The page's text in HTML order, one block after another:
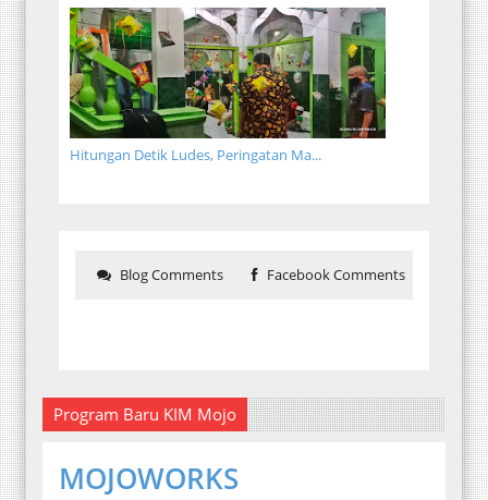
Hitungan Detik Ludes, Peringatan Ma...
Blog Comments Facebook Comments
Program Baru KIM Mojo
MOJOWORKS